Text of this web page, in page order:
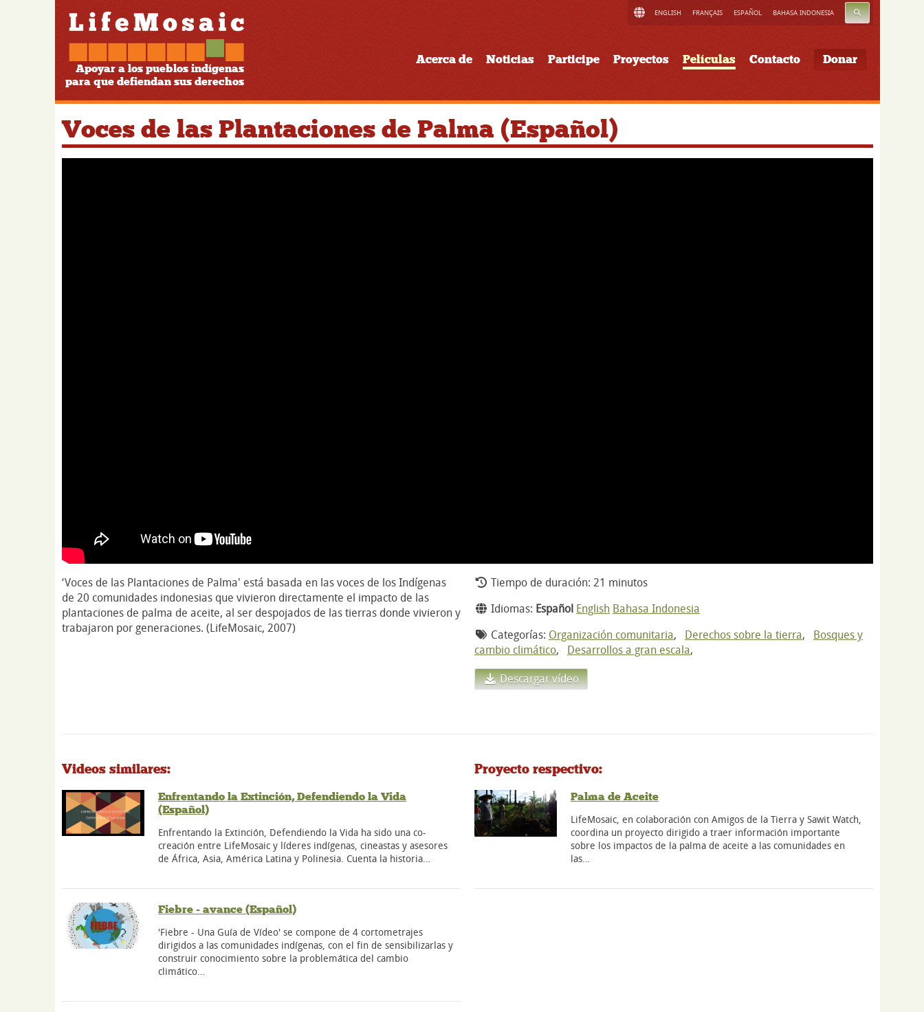
Apoyar a los pueblos indígenas
para que defiendan sus derechos
ENGLISH FRANÇAIS ESPAÑOL BAHASA INDONESIA BUSCAR
Acerca de Noticias Participe Proyectos Películas Contacto Donar
Voces de las Plantaciones de Palma (Español)
‘Voces de las Plantaciones de Palma' está basada en las voces de los Indígenas
de 20 comunidades indonesias que vivieron directamente el impacto de las
plantaciones de palma de aceite, al ser despojados de las tierras donde vivieron y
trabajaron por generaciones. (LifeMosaic, 2007)
Tiempo de duración: 21 minutos
Idiomas: Español English Bahasa Indonesia
Categorías: Organización comunitaria, Derechos sobre la tierra, Bosques y
cambio climático, Desarrollos a gran escala,
Descargar vídeo
Videos similares:
Enfrentando la Extinción, Defendiendo la Vida
(Español)
Enfrentando la Extinción, Defendiendo la Vida ha sido una co-
creación entre LifeMosaic y líderes indígenas, cineastas y asesores
de África, Asia, América Latina y Polinesia. Cuenta la historia…
Fiebre - avance (Español)
'Fiebre - Una Guía de Vídeo' se compone de 4 cortometrajes
dirigidos a las comunidades indígenas, con el fin de sensibilizarlas y
construir conocimiento sobre la problemática del cambio
climático…
Proyecto respectivo:
Palma de Aceite
LifeMosaic, en colaboración con Amigos de la Tierra y Sawit Watch,
coordina un proyecto dirigido a traer información importante
sobre los impactos de la palma de aceite a las comunidades en
las…